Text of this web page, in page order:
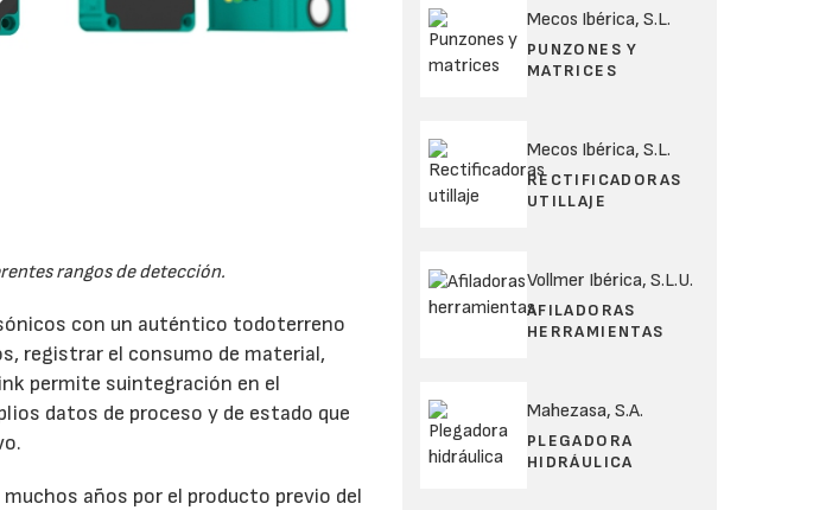
rangos de detección.
con un auténtico todoterreno
registrar el consumo de material,
permite suintegración en el
datos de proceso y de estado que
años por el producto previo del
Mecos Ibérica, S.L.
PUNZONES Y
MATRICES
Mecos Ibérica, S.L.
RECTIFICADORAS
UTILLAJE
Vollmer Ibérica, S.L.U.
AFILADORAS
HERRAMIENTAS
Mahezasa, S.A.
PLEGADORA
HIDRÁULICA